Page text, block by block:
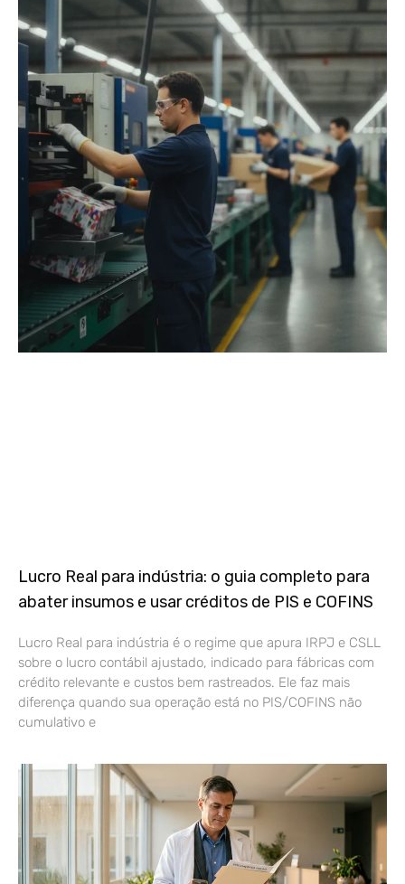
Lucro Real para indústria: o guia completo para
abater insumos e usar créditos de PIS e COFINS
Lucro Real para indústria é o regime que apura IRPJ e CSLL
sobre o lucro contábil ajustado, indicado para fábricas com
crédito relevante e custos bem rastreados. Ele faz mais
diferença quando sua operação está no PIS/COFINS não
cumulativo e